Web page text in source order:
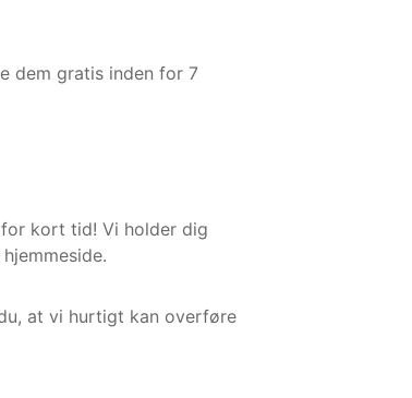
dem gratis inden for 7
kort tid! Vi holder dig
at vi hurtigt kan overføre